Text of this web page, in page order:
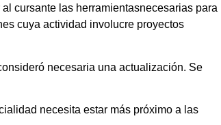
cursante las herramientasnecesarias para
cuya actividad involucre proyectos
necesaria una actualización. Se
necesita estar más próximo a las